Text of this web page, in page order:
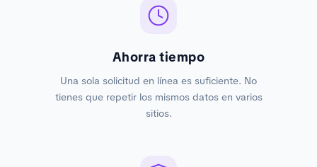
Ahorra tiempo
Una sola solicitud en línea es suficiente. No
tienes que repetir los mismos datos en varios
sitios.